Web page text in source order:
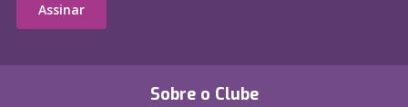
Sobre o Clube
Assinar